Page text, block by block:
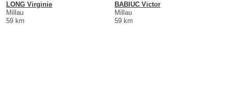
LONG Virginie
Millau
59 km
BABIUC Victor
Millau
59 km